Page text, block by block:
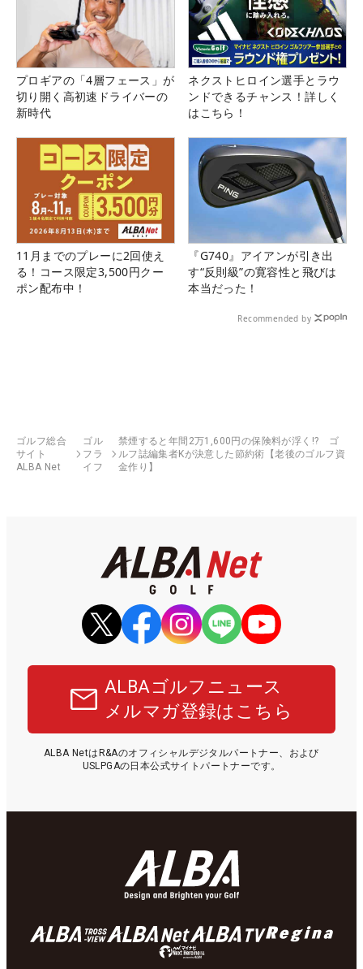
プロギアの「4層フェース」が
切り開く高初速ドライバーの
新時代
ネクストヒロイン選手とラウ
ンドできるチャンス！詳しく
はこちら！
11月までのプレーに2回使え
る！コース限定3,500円クー
ポン配布中！
『G740』アイアンが引き出
す“反則級”の寛容性と飛びは
本当だった！
Recommended by
ゴルフ総合
サイト
ALBA Net
ゴル
フラ
イフ
禁煙すると年間2万1,600円の保険料が浮く!? ゴ
ルフ誌編集者Kが決意した節約術【老後のゴルフ資
金作り】
ALBAゴルフニュース
メルマガ登録はこちら
ALBA NetはR&Aのオフィシャルデジタルパートナー、および
USLPGAの日本公式サイトパートナーです。